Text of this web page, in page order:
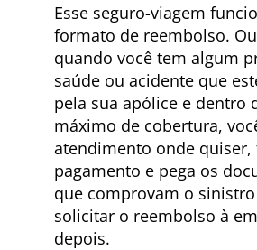
Esse seguro-viagem
formato de reembolso.
quando você tem algum
saúde ou acidente que
pela sua apólice e dentro
máximo de cobertura,
atendimento onde quiser,
pagamento e pega os
que comprovam o
solicitar o reembolso à
depois.